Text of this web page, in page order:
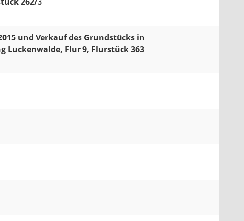
und Verkauf des Grundstücks in
Luckenwalde, Flur 9, Flurstück 363